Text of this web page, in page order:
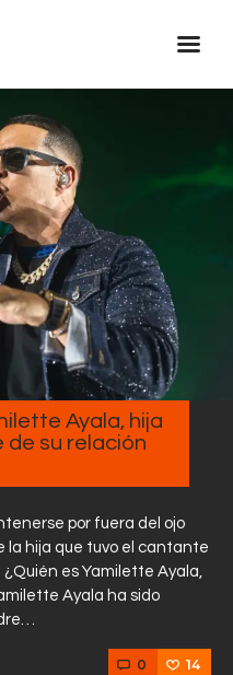
Ayala, hija
de su relación
por fuera del ojo
la hija que tuvo el cantante
es Yamilette Ayala,
Ayala ha sido
0 14